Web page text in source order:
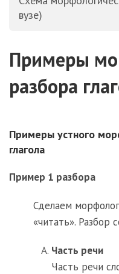
вузе)
Примеры
разбора
Примеры устного
глагола
Пример 1 разбора
Сделаем
«читать». Разбор
Часть речи
Часть речи